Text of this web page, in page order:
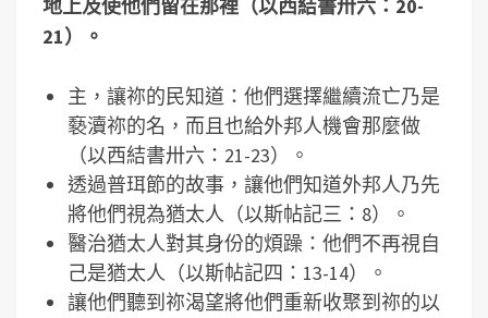
地上及使他們留在那裡（以西結書卅六： 20-
21）。
主，讓祢的民知道：他們選擇繼續流亡乃是
褻瀆祢的名，而且也給外邦人機會那麼做
（以西結書卅六：21-23）。
透過普珥節的故事，讓他們知道外邦人乃先
將他們視為猶太人（以斯帖記三：8）。
醫治猶太人對其身份的煩躁：他們不再視自
己是猶太人（以斯帖記四：13-14）。
讓他們聽到祢渴望將他們重新收聚到祢的以